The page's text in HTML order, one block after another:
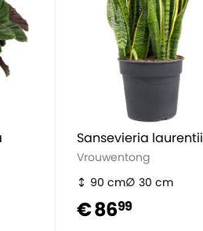
Sansevieria laurentii
Vrouwentong
90 cm
30 cm
€ 8699